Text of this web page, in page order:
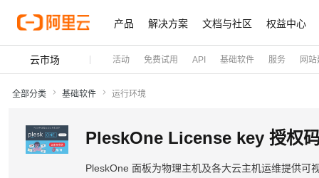
产品 解决方案 文档与社区 权益中心
云市场 活动 免费试用 API 基础软件 服务 网
全部分类 基础软件 运行环境
PleskOne License key 授权
PleskOne 面板为物理主机及各大云主机运维提供可